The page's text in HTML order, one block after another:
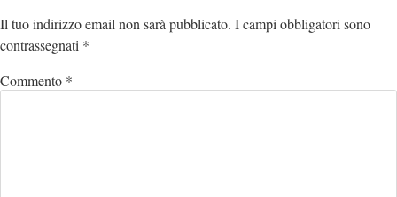
Il tuo indirizzo email non sarà pubblicato. I campi obbligatori sono
contrassegnati *
Commento *